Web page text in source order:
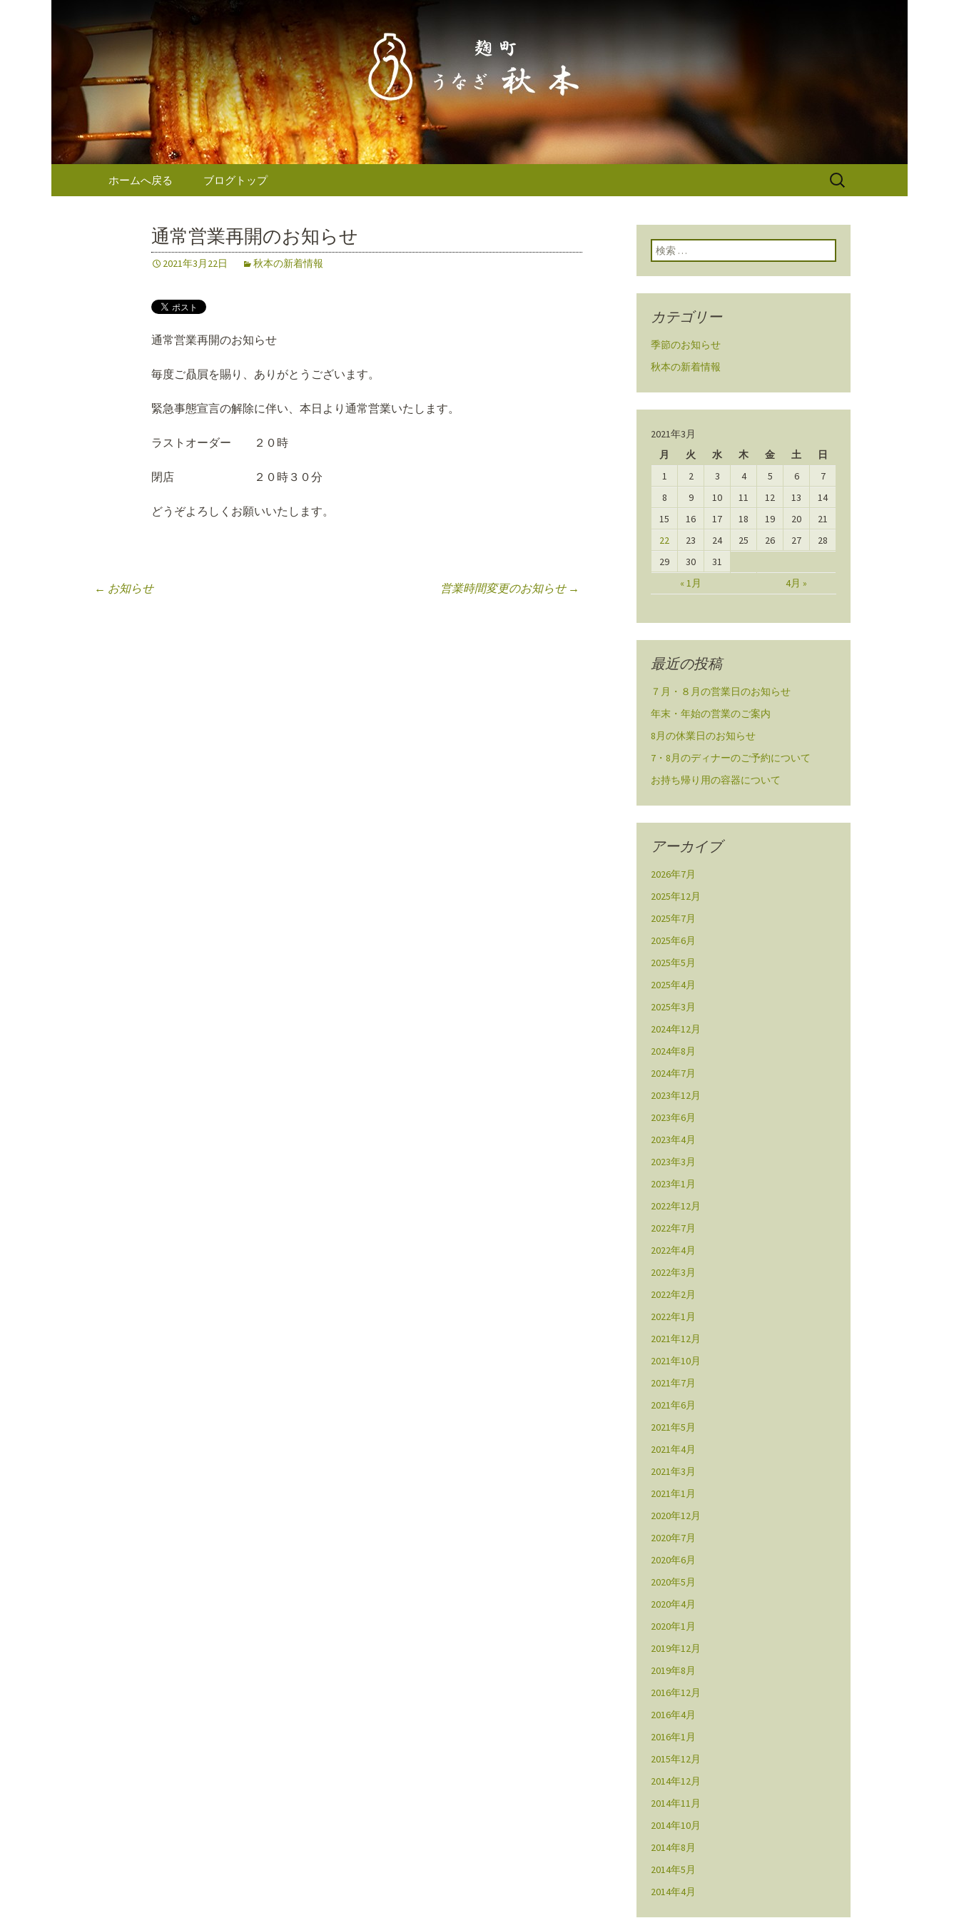
東京（麹町／半蔵門） うなぎ秋本から
のお知らせ
東京（麹町／半蔵門） うなぎ秋本からのお知らせ
コンテンツへ移動
ホームへ戻る ブログトップ
検
通常営業再開のお知らせ
2021年3月22日 秋本の新着情報
通常営業再開のお知らせ
毎度ご贔屓を賜り、ありがとうございます。
緊急事態宣言の解除に伴い、本日より通常営業いたします。
ラストオーダー ２０時
閉店 ２０時３０分
どうぞよろしくお願いいたします。
← お知らせ 営業時間変更のお知らせ →
検索:
カテゴリー
季節のお知らせ
秋本の新着情報
2021年3月
月
火 水 木 金 土 日
« 1月 4月 »
1 2 3 4 5 6
7
8
9 10 11 12 13
14
15
16 17 18 19 20
21
22
23 24 25 26 27
28
29
30 31
最近の投稿
７月・８月の営業日のお知らせ
年末・年始の営業のご案内
8月の休業日のお知らせ
7・8月のディナーのご予約について
お持ち帰り用の容器について
アーカイブ
2026年7月
2025年12月
2025年7月
2025年6月
2025年5月
2025年4月
2025年3月
2024年12月
2024年8月
2024年7月
2023年12月
2023年6月
2023年4月
2023年3月
2023年1月
2022年12月
2022年7月
2022年4月
2022年3月
2022年2月
2022年1月
2021年12月
2021年10月
2021年7月
2021年6月
2021年5月
2021年4月
2021年3月
2021年1月
2020年12月
2020年7月
2020年6月
2020年5月
2020年4月
2020年1月
2019年12月
2019年8月
2016年12月
2016年4月
2016年1月
2015年12月
2014年12月
2014年11月
2014年10月
2014年8月
2014年5月
2014年4月